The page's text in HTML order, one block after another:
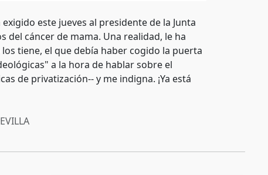
este jueves al presidente de la Junta
del cáncer de mama. Una realidad, le ha
tiene, el que debía haber cogido la puerta
a la hora de hablar sobre el
de privatización-- y me indigna. ¡Ya está